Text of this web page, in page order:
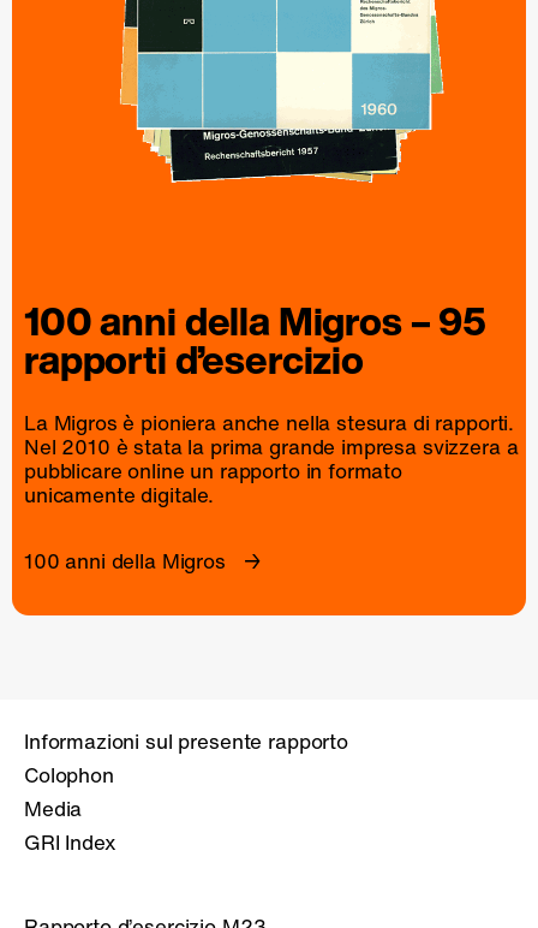
100 anni dellaMigros– 95
rapportid’esercizio
La Migros è pioniera anche nella stesura di rapporti.
Nel 2010 è stata la prima grande impresa svizzera a
pubblicare online un rapportoin formato
unicamente digitale.
100 anni della Migros
Informazioni sul presente rapporto
Colophon
Media
GRI Index